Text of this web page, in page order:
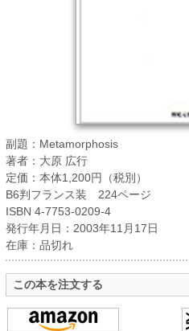
副題：Metamorphosis
著者：大原 広行
定価：本体1,200円（税別）
B6判フランス装 224ページ
ISBN 4-7753-0209-4
発行年月日：2003年11月17日
在庫：品切れ
この本を注文する